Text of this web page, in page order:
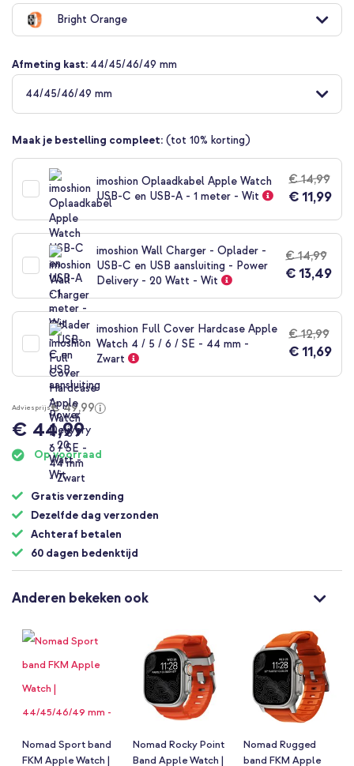
naar
begin
de
afbeeldingen-
gallerij
Bright Orange
Afmeting kast: 44/45/46/49 mm
44/45/46/49 mm
Maak je bestelling compleet: (tot 10% korting)
imoshion Oplaadkabel Apple Watch
USB-C en USB-A - 1 meter - Wit
€ 14,99
€ 11,99
imoshion Wall Charger - Oplader -
USB-C en USB aansluiting - Power
Delivery - 20 Watt - Wit
€ 14,99
€ 13,49
imoshion Full Cover Hardcase Apple
Watch 4 / 5 / 6 / SE - 44 mm -
Zwart
€ 12,99
€ 11,69
Adviesprijs€ 49,99
€ 44,99
Op voorraad
Gratis verzending
Dezelfde dag verzonden
Achteraf betalen
60 dagen bedenktijd
Anderen bekeken ook
Nomad Sport band
FKM Apple Watch |
Nomad Rocky Point
Band Apple Watch |
Nomad Rugged
band FKM Apple